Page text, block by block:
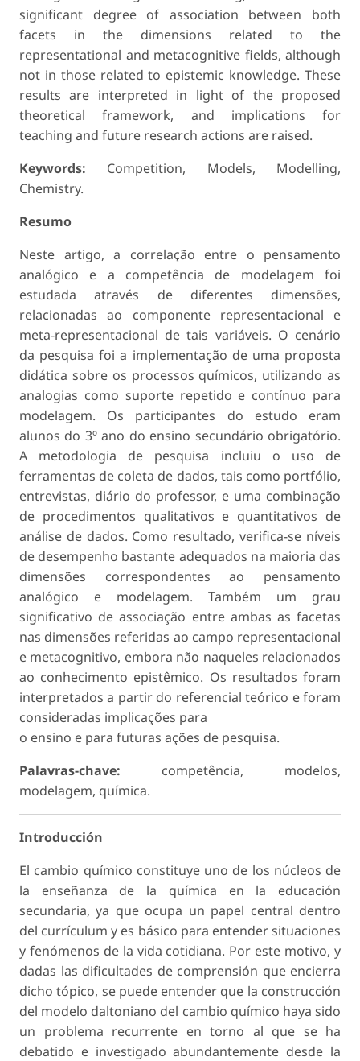
significant degree of association between both
facets in the dimensions related to the
representational and metacognitive fields, although
not in those related to epistemic knowledge. These
results are interpreted in light of the proposed
theoretical framework, and implica­tions for
teaching and future research actions are raised.
Keywords: Competition, Models, Modelling,
Chemistry.
Resumo
Neste artigo, a correlação entre o pensamento
analógico e a competência de mo­delagem foi
estudada através de diferentes dimensões,
relacionadas ao componente representacional e
meta-representacional de tais variáveis. O cenário
da pesquisa foi a implementação de uma proposta
didática sobre os processos químicos, utilizando as
analogias como suporte repetido e contínuo para
modelagem. Os participantes do estudo eram
alunos do 3º ano do ensino secundário obrigatório.
A metodologia de pesquisa incluiu o uso de
ferramentas de coleta de dados, tais como portfólio,
entrevistas, diário do professor, e uma combinação
de procedimentos qualitativos e quantitativos de
análise de dados. Como resultado, verifica-se níveis
de desempe­nho bastante adequados na maioria das
dimensões correspondentes ao pensamento
analógico e modelagem. Também um grau
significativo de associação entre ambas as facetas
nas dimensões referidas ao campo representacional
e metacognitivo, em­bora não naqueles relacionados
ao conhecimento epistêmico. Os resultados foram
interpretados a partir do referencial teórico e foram
consideradas implicações para
o ensino e para futuras ações de pesquisa.
Palavras-chave: competência, modelos,
modelagem, química.
Introducción
El cambio químico constituye uno de los núcleos de
la enseñanza de la química en la educación
secundaria, ya que ocupa un papel central dentro
del currículum y es básico para entender situa­ciones
y fenómenos de la vida cotidiana. Por este motivo, y
dadas las dificultades de comprensión que encierra
dicho tópico, se puede entender que la construcción
del modelo daltoniano del cambio químico haya sido
un problema recurrente en torno al que se ha
debatido e investigado abundantemen­te desde la